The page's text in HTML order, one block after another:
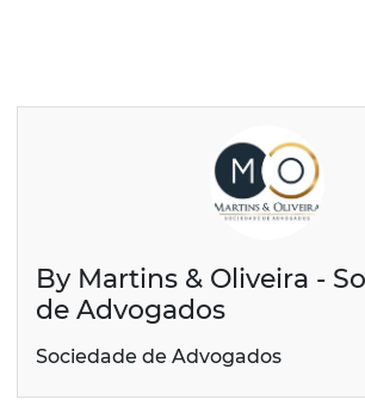
By Martins & Oliveira -
de Advogados
Sociedade de Advogados